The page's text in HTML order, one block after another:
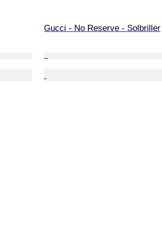
Gucci - No Reserve - Solbriller